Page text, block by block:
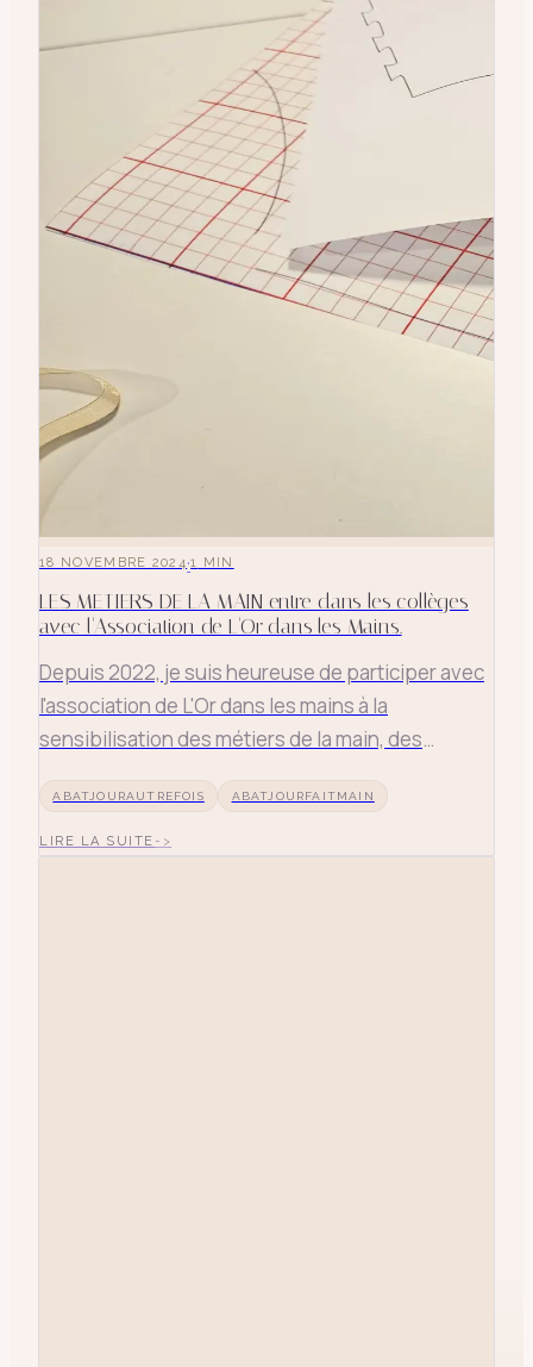
18 NOVEMBRE 2024·1 MIN
LES METIERS DE LA MAIN entre dans les collèges
avec l'Association de L'Or dans les Mains.
Depuis 2022, je suis heureuse de participer avec
l'association de L'Or dans les mains à la
sensibilisation des métiers de la main, des
montrer d'autres chemins.
ABATJOURAUTREFOIS ABATJOURFAITMAIN
LIRE LA SUITE